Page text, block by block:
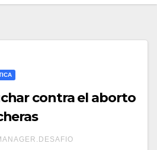
contra el aborto